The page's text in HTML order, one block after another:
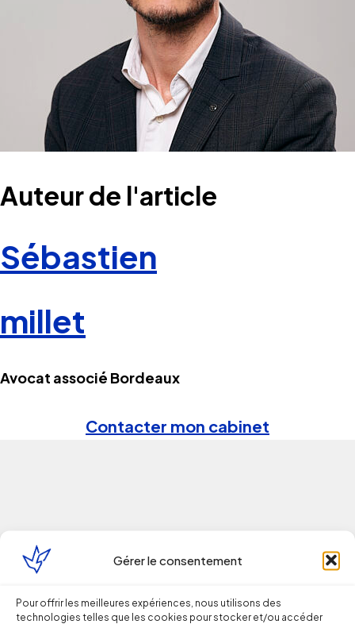
Gérer le consentement
Pour offrir les meilleures expériences, nous utilisons des
technologies telles que les cookies pour stocker et/ou accéder
Auteur de l'article
Sébastien
millet
Avocat associé Bordeaux
Contacter mon cabinet
Continuer la lecture
Droit du Travail